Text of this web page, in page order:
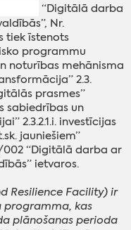
“Digitālā darba
Nr.
tiek īstenots
programmu
noturības mehānisma
2.3.
prasmes”
sabiedrības un
2.3.2.1.i. investīcijas
jauniešiem”
002 “Digitālā darba ar
ietvaros.
Resilience Facility) ir
programma, kas
plānošanas perioda